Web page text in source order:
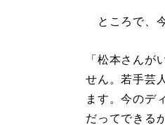
ところで、
「松本さんが
せん。若手芸
ます。今のデ
だってできる